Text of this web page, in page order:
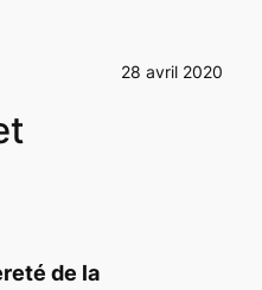
28 avril 2020
de la